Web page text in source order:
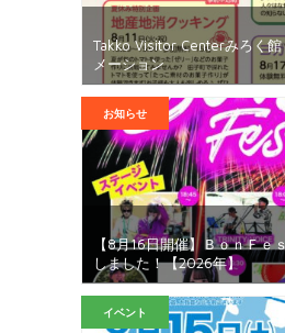
Takko Visitor Centerみろく
メーション
お知らせ
【8月16日開催】ＢｏｎＦｅ
しました！【2026年】
イベント